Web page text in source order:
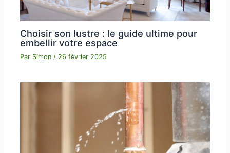
Choisir son lustre : le guide ultime pour
embellir votre espace
Par Simon / 26 février 2025